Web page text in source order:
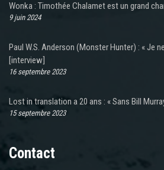
Wonka : Timothée Chalamet est un grand
9 juin 2024
Paul W.S. Anderson (Monster Hunter) : « Je
[interview]
16 septembre 2023
Lost in translation a 20 ans : « Sans Bill
15 septembre 2023
Contact